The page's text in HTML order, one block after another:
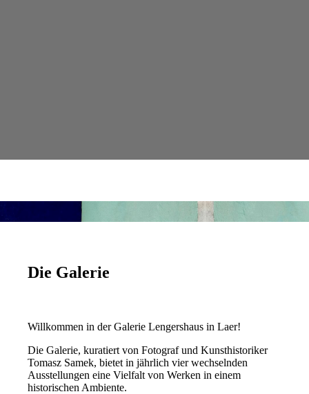
Die Galerie
Willkommen in der Galerie Lengershaus in Laer!
Die Galerie, kuratiert von Fotograf und Kunsthistoriker
Tomasz Samek, bietet in jährlich vier wechselnden
Ausstellungen eine Vielfalt von Werken in einem
historischen Ambiente.